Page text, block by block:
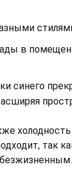
в
синего
так